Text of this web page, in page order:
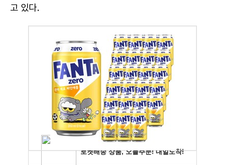
고 있다.